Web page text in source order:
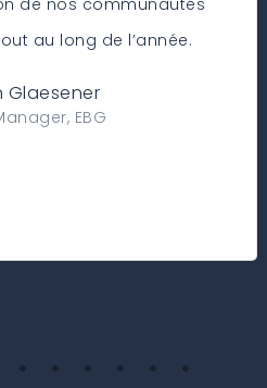
de nos communautés
au long de l’année.
Glaesener
EBG